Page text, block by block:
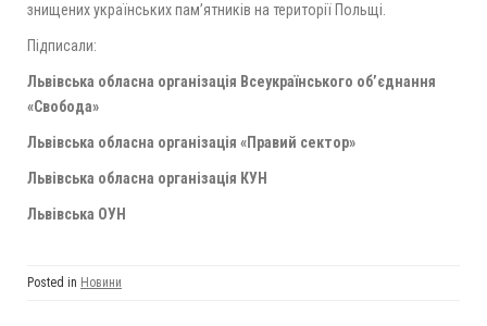
знищених українських пам’ятників на території Польщі.
Підписали:
Львівська обласна організація Всеукраїнського об’єднання
«Свобода»
Львівська обласна організація «Правий сектор»
Львівська обласна організація КУН
Львівська ОУН
Posted in Новини